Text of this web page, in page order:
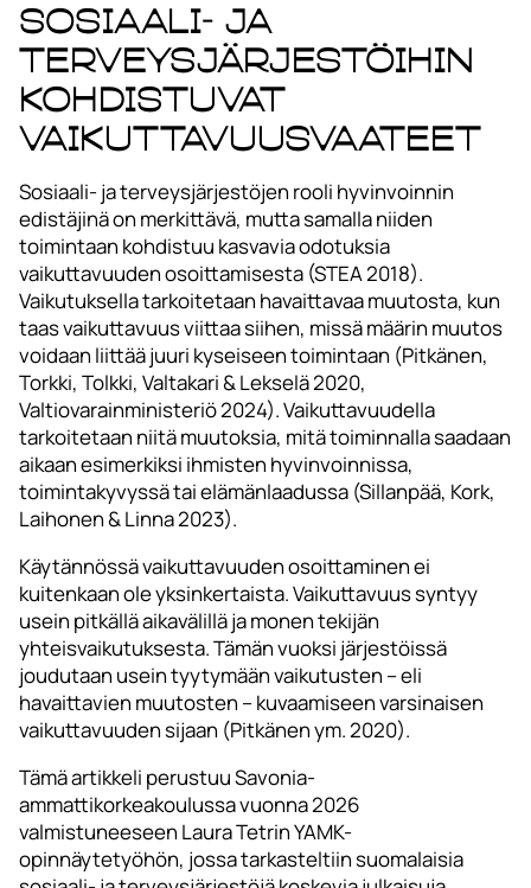
Sosiaali- ja
terveysjärjestöihin
kohdistuvat
vaikuttavuusvaateet
Sosiaali- ja terveysjärjestöjen rooli hyvinvoinnin
edistäjinä on merkittävä, mutta samalla niiden
toimintaan kohdistuu kasvavia odotuksia
vaikuttavuuden osoittamisesta (STEA 2018).
Vaikutuksella tarkoitetaan havaittavaa muutosta, kun
taas vaikuttavuus viittaa siihen, missä määrin muutos
voidaan liittää juuri kyseiseen toimintaan (Pitkänen,
Torkki, Tolkki, Valtakari & Lekselä 2020,
Valtiovarainministeriö 2024). Vaikuttavuudella
tarkoitetaan niitä muutoksia, mitä toiminnalla saadaan
aikaan esimerkiksi ihmisten hyvinvoinnissa,
toimintakyvyssä tai elämänlaadussa (Sillanpää, Kork,
Laihonen & Linna 2023).
Käytännössä vaikuttavuuden osoittaminen ei
kuitenkaan ole yksinkertaista. Vaikuttavuus syntyy
usein pitkällä aikavälillä ja monen tekijän
yhteisvaikutuksesta. Tämän vuoksi järjestöissä
joudutaan usein tyytymään vaikutusten – eli
havaittavien muutosten – kuvaamiseen varsinaisen
vaikuttavuuden sijaan (Pitkänen ym. 2020).
Tämä artikkeli perustuu Savonia-
ammattikorkeakoulussa vuonna 2026
valmistuneeseen Laura Tetrin YAMK-
opinnäytetyöhön, jossa tarkasteltiin suomalaisia